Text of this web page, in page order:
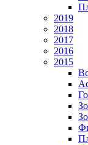
2019
2018
2017
2016
2015